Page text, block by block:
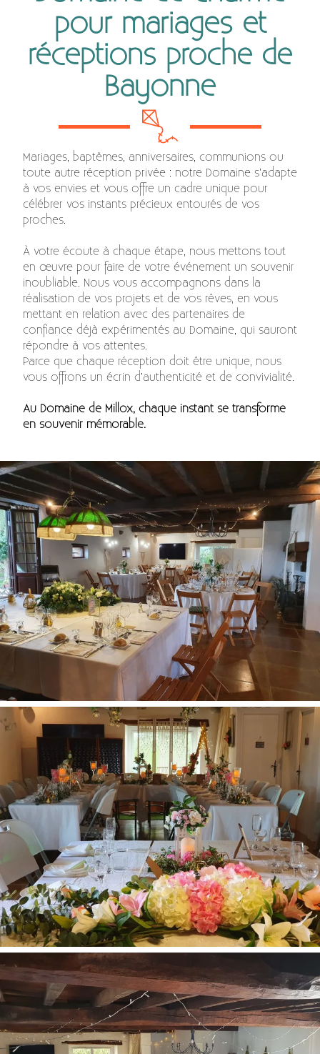
pour mariages et
réceptions proche de
Bayonne
Mariages, baptêmes, anniversaires, communions ou
toute autre réception privée : notre Domaine s’adapte
à vos envies et vous offre un cadre unique pour
célébrer vos instants précieux entourés de vos
proches.
À votre écoute à chaque étape, nous mettons tout
en œuvre pour faire de votre événement un souvenir
inoubliable. Nous vous accompagnons dans la
réalisation de vos projets et de vos rêves, en vous
mettant en relation avec des partenaires de
confiance déjà expérimentés au Domaine, qui sauront
répondre à vos attentes.
Parce que chaque réception doit être unique, nous
vous offrons un écrin d’authenticité et de convivialité.
Au Domaine de Millox, chaque instant se transforme
en souvenir mémorable.